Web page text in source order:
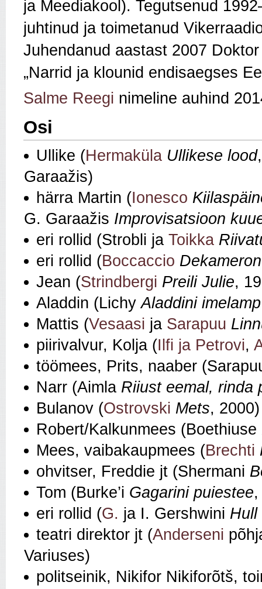
ja Meediakool). Tegutsenud
juhtinud ja toimetanud
Juhendanud aastast 2007
„Narrid ja klounid endisaegses
Salme Reegi nimeline auhind
Osi
Ullike (Hermaküla Ullikese lood
Garaažis)
härra Martin (Ionesco
G. Garaažis Improvisatsioon
eri rollid (Strobli ja Toikka
eri rollid (Boccaccio Dekameron
Jean (Strindbergi Preili Julie,
Aladdin (LichyAladdini imelamp
Mattis (Vesaasi ja Sarapuu
piirivalvur, Kolja (Ilfi ja Petrovi,
töömees, Prits, naaber
Narr (Aimla Riiust eemal, rinda
Bulanov (Ostrovski Mets, 2000)
Robert/Kalkunmees (Boethiuse
Mees, vaibakaupmees (Brechti
ohvitser, Freddie jt (Shermani
Tom (Burke’i Gagarini puiestee
eri rollid (G. ja I. Gershwini Hull
teatri direktor jt (Anderseni
Variuses)
politseinik, Nikifor Nikiforõtš,